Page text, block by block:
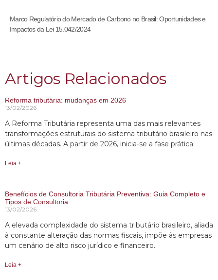
Marco Regulatório do Mercado de Carbono no Brasil: Oportunidades e
Impactos da Lei 15.042/2024
Artigos Relacionados
Reforma tributária: mudanças em 2026
13/02/2026
A Reforma Tributária representa uma das mais relevantes
transformações estruturais do sistema tributário brasileiro nas
últimas décadas. A partir de 2026, inicia-se a fase prática
Leia +
Benefícios de Consultoria Tributária Preventiva: Guia Completo e
Tipos de Consultoria
13/02/2026
A elevada complexidade do sistema tributário brasileiro, aliada
à constante alteração das normas fiscais, impõe às empresas
um cenário de alto risco jurídico e financeiro.
Leia +